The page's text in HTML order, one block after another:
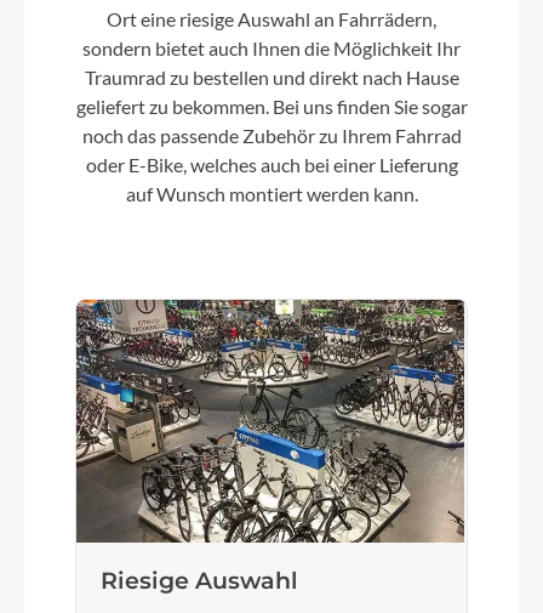
Schaltwerk
Kassette
38T
Lenker
Breiter, nach hinten geneigner Lenker
Retro Green
Ort eine riesige Auswahl an Fahrrädern,
sondern bietet auch Ihnen die Möglichkeit Ihr
Traumrad zu bestellen und direkt nach Hause
geliefert zu bekommen. Bei uns finden Sie sogar
noch das passende Zubehör zu Ihrem Fahrrad
oder E-Bike, welches auch bei einer Lieferung
auf Wunsch montiert werden kann.
Riesige Auswahl